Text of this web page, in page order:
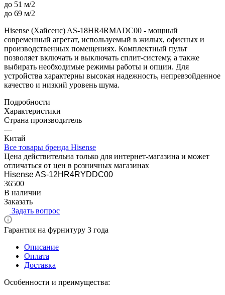
до 51 м/2
до 69 м/2
Hisense (Хайсенс) AS-18HR4RMADC00 - мощный
современный агрегат, используемый в жилых, офисных и
производственных помещениях. Комплектный пульт
позволяет включать и выключать сплит-систему, а также
выбирать необходимые режимы работы и опции. Для
устройства характерны высокая надежность, непревзойденное
качество и низкий уровень шума.
Подробности
Характеристики
Страна производитель
—
Китай
Все товары бренда Hisense
Цена действительна только для интернет-магазина и может
отличаться от цен в розничных магазинах
Hisense AS-12HR4RYDDC00
36500
В наличии
Заказать
Задать вопрос
Гарантия на фурнитуру 3 года
Описание
Оплата
Доставка
Особенности и преимущества: